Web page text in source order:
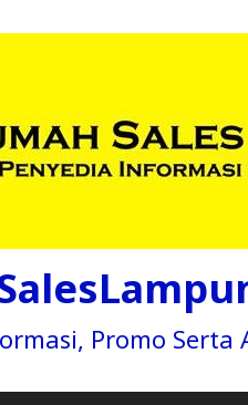
Promo Serta